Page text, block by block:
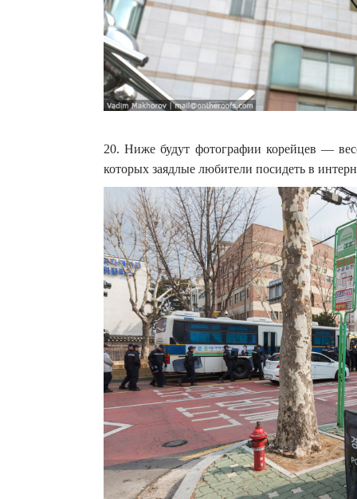
20. Ниже будут фотографии корейцев —
которых заядлые любители посидеть в